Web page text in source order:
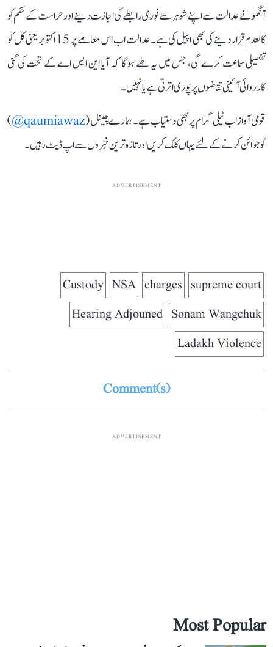
آنگمو نے عدالت سے اپنے شوہر سے فوری رابطے کی اجازت دینے اور حراست کے حکم کو
کالعدم قرار دینے کی بھی اپیل کی ہے۔ عدالت اب اس معاملے پر 15 اکتوبر یعنی کل کو
تفصیلی سماعت کرے گی، جس میں یہ طے ہوگا کہ آیا این ایس اے کے تحت کی گئی
کارروائی آئینی تقاضوں پر پوری اترتی ہے یا نہیں۔
قومی آواز اب ٹیلی گرام پر بھی دستیاب ہے۔ ہمارے چینل (qaumiawaz@
)
کو جوائن کرنے کے لئے یہاں کلک کریں اور تازہ ترین خبروں سے اپ ڈیٹ رہیں۔
ADVERTISEMENT
supreme court
charges
NSA
Custody
Sonam Wangchuk
Hearing Adjouned
Ladakh Violence
Comment(s)
ADVERTISEMENT
Most Popular